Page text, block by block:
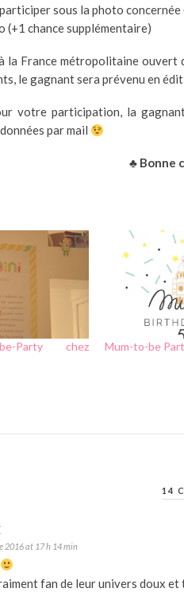
sous la photo concernée
(+1 chance supplémentaire)
la France métropolitaine ouvert
le gagnant sera prévenu en édit
votre participation, la
par mail
♣ Bonne
Party chez
Mum-to-be
14
2016 at 17 h 14 min
fan de leur univers doux et